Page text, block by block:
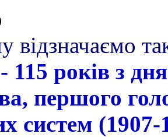
115 років з
першого
систем (1907-